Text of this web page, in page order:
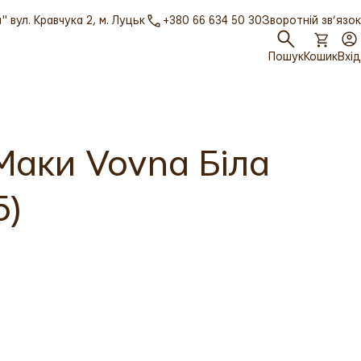
вул. Кравчука 2, м. Луцьк +380 66 634 50 30Зворотній зв’язок
ПошукКошикВхід
Vovna Біла